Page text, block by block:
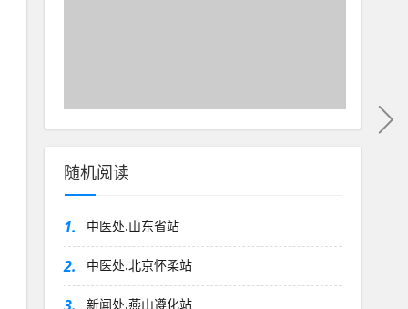
随机阅读
1. 中医处.山东省站
2. 中医处.北京怀柔站
新闻处.燕山遵化站